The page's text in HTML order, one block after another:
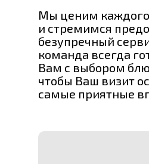
Мы ценим каждого
и стремимся
безупречный
команда всегда
Вам с выбором
чтобы Ваш визит
самые приятные